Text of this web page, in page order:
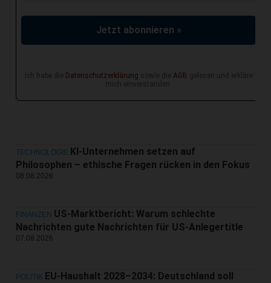
Jetzt abonnieren »
Ich habe die Datenschutzerklärung sowie die AGB gelesen und erkläre
mich einverstanden.
TECHNOLOGIE KI-Unternehmen setzen auf
Philosophen – ethische Fragen rücken in den Fokus
08.08.2026
FINANZEN US-Marktbericht: Warum schlechte
Nachrichten gute Nachrichten für US-Anlegertitle
07.08.2026
POLITIK EU-Haushalt 2028–2034: Deutschland soll